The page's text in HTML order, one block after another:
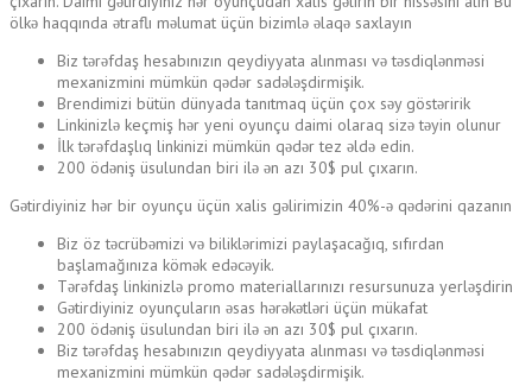
ölkə haqqında ətraflı məlumat üçün bizimlə əlaqə saxlayın
Biz tərəfdaş hesabınızın qeydiyyata alınması və təsdiqlənməsi
mexanizmini mümkün qədər sadələşdirmişik.
Brendimizi bütün dünyada tanıtmaq üçün çox səy göstəririk
Linkinizlə keçmiş hər yeni oyunçu daimi olaraq sizə təyin olunur
İlk tərəfdaşlıq linkinizi mümkün qədər tez əldə edin.
200 ödəniş üsulundan biri ilə ən azı 30$ pul çıxarın.
Gətirdiyiniz hər bir oyunçu üçün xalis gəlirimizin 40%-ə qədərini qazanın
Biz öz təcrübəmizi və biliklərimizi paylaşacağıq, sıfırdan
başlamağınıza kömək edəcəyik.
Tərəfdaş linkinizlə promo materiallarınızı resursunuza yerləşdirin
Gətirdiyiniz oyunçuların əsas hərəkətləri üçün mükafat
200 ödəniş üsulundan biri ilə ən azı 30$ pul çıxarın.
Biz tərəfdaş hesabınızın qeydiyyata alınması və təsdiqlənməsi
mexanizmini mümkün qədər sadələşdirmişik.